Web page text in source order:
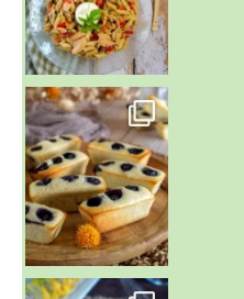
~ FINANCIERS MYRTILLES ET CITRON ~
Aujourd'hu